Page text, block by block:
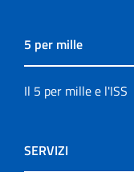
5 per mille
Il 5 per mille e l'ISS
SERVIZI